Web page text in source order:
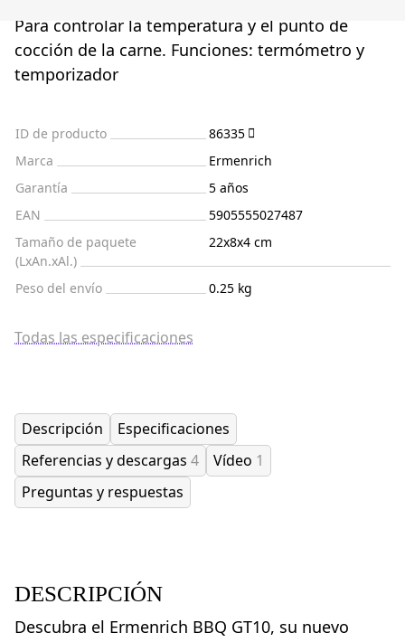
Para controlar la temperatura y el punto de
cocción de la carne. Funciones: termómetro y
temporizador
ID de producto
86335
Marca
Ermenrich
Garantía
5 años
EAN
5905555027487
Tamaño de paquete
(LxAn.xAl.)
22x8x4 cm
Peso del envío 0.25 kg
Todas las especificaciones
Descripción
Especificaciones
Referencias y descargas 4 Vídeo 1
Preguntas y respuestas
DESCRIPCIÓN
Descubra el Ermenrich BBQ GT10, su nuevo